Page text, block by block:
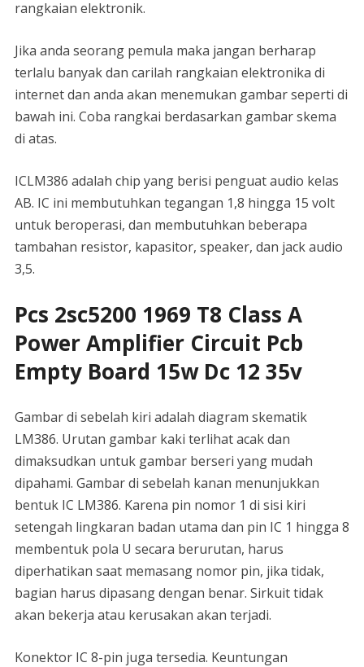
rangkaian elektronik.
Jika anda seorang pemula maka jangan berharap
terlalu banyak dan carilah rangkaian elektronika di
internet dan anda akan menemukan gambar seperti di
bawah ini. Coba rangkai berdasarkan gambar skema
di atas.
ICLM386 adalah chip yang berisi penguat audio kelas
AB. IC ini membutuhkan tegangan 1,8 hingga 15 volt
untuk beroperasi, dan membutuhkan beberapa
tambahan resistor, kapasitor, speaker, dan jack audio
3,5.
Pcs 2sc5200 1969 T8 Class A
Power Amplifier Circuit Pcb
Empty Board 15w Dc 12 35v
Gambar di sebelah kiri adalah diagram skematik
LM386. Urutan gambar kaki terlihat acak dan
dimaksudkan untuk gambar berseri yang mudah
dipahami. Gambar di sebelah kanan menunjukkan
bentuk IC LM386. Karena pin nomor 1 di sisi kiri
setengah lingkaran badan utama dan pin IC 1 hingga 8
membentuk pola U secara berurutan, harus
diperhatikan saat memasang nomor pin, jika tidak,
bagian harus dipasang dengan benar. Sirkuit tidak
akan bekerja atau kerusakan akan terjadi.
Konektor IC 8-pin juga tersedia. Keuntungan